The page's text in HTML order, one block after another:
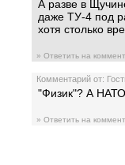
А разве в
даже ТУ-4 под
хотя столько
» Ответить на
Комментарий от:
"Физик"? А НАТО
» Ответить на